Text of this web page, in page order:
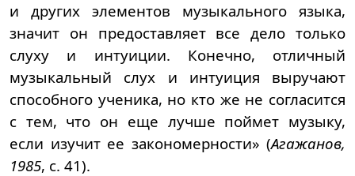
и других элементов музыкального языка,
значит он предоставляет все дело только
слуху и интуиции. Конечно, отличный
музыкальный слух и интуиция выручают
способного ученика, но кто же не согласится
с тем, что он еще лучше поймет музыку,
если изучит ее закономерности» (Агажанов,
1985, с. 41).